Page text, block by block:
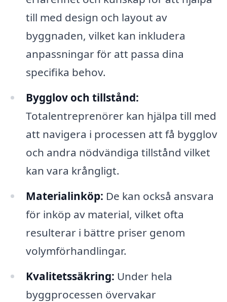
till med design och layout av
byggnaden, vilket kan inkludera
anpassningar för att passa dina
specifika behov.
Bygglov och tillstånd:
Totalentreprenörer kan hjälpa till med
att navigera i processen att få bygglov
och andra nödvändiga tillstånd vilket
kan vara krångligt.
Materialinköp: De kan också ansvara
för inköp av material, vilket ofta
resulterar i bättre priser genom
volymförhandlingar.
Kvalitetssäkring: Under hela
byggprocessen övervakar